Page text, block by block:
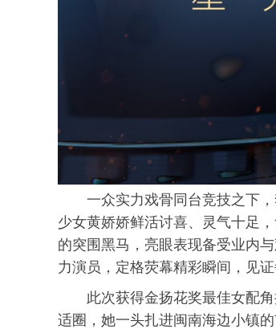
一众实力戏骨同台竞技之下
少女黄娇娇鲜活讨喜、灵气十足
的突围黑马，亮眼表现备受业内
力演员，定格荧幕精彩瞬间，见
此次获得金扬花奖最佳女配
适圈，她一头扎进闽南海边小镇